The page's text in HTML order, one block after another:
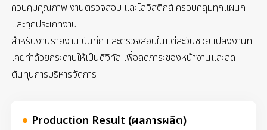
ควบคุมคุณภาพ งานตรวจสอบ และโลจิสติกส์ ครอบคลุมทุกแผนก
และทุกประเภทงาน
สำหรับงานรายงาน บันทึก และตรวจสอบในแต่ละวันช่วยแปลงงานที่
เคยทำด้วยกระดาษให้เป็นดิจิทัล เพื่อลดภาระของหน้างานและลด
ต้นทุนการบริหารจัดการ
Production Result (ผลการผลิต)